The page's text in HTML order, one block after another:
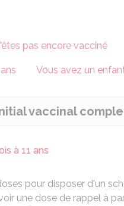
pas encore vacciné
Vous avez un
vaccinal
à 11 ans
pour disposer d'un
une dose de rappel à